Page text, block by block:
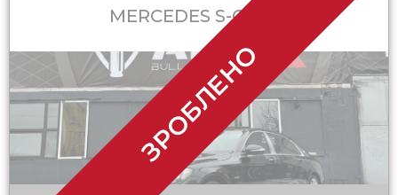
ЗРОБЛЕНО
MERCEDES S-CLASS